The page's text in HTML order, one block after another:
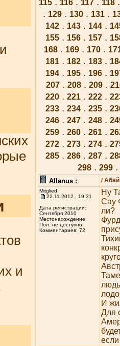
и
115
116 117 118
. 129 . 130 . 131 .
142 . 143 . 144 .
155 . 156 . 157 .
168 . 169 . 170 .
181 . 182 . 183 .
194 . 195 . 196 .
207 . 208 . 209 .
220 .221 .222 .
233 .234 .235 .
246 .247 .248 .
259 .260 .261 .
272 .273 .274 .
285 .286 .287 .
298 .299
Allanus : /
Mitglied
22.11.2012 , 19:31
Дата регистрации:
Сентября 2010
Местонахождение:
Пол: не доступно
Комментариев: 72
Ну
Сау
ли?
И
Для